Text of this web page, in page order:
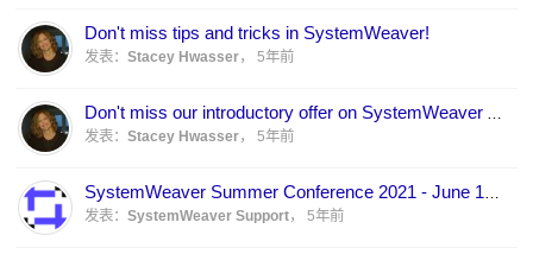
Don't miss tips and tricks in SystemWeaver!
发表： Stacey Hwasser， 5年前
发表： Stacey Hwasser， 5年前
发表： SystemWeaver Support， 5年前